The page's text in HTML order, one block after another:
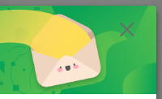
Menu
ks
za0 €